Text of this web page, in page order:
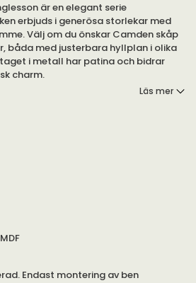
är en elegant serie
erbjuds i generösa storlekar med
Välj om du önskar Camden skåp
båda med justerbara hyllplan i olika
i metall har patina och bidrar
charm.
I svart utförande är skänken
Camden i samband med sitt 60-
präglas av noggrannt handmålade
fokus på hållbarhet och kvalitet.
designmöbler för alla hem.
Läs mer
Endast montering av ben